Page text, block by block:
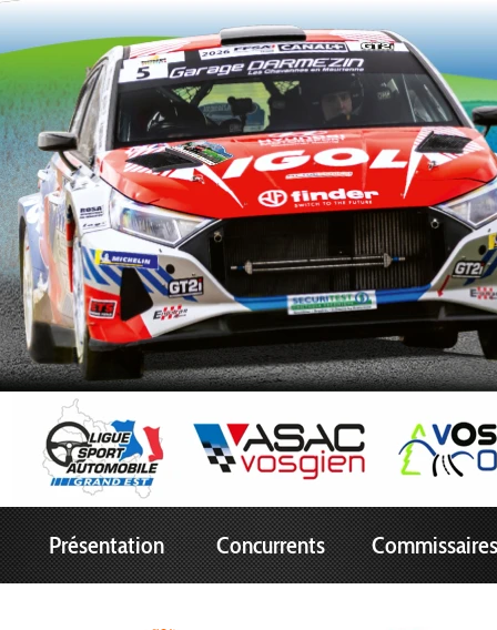
Présentation Concurrents Commissaires